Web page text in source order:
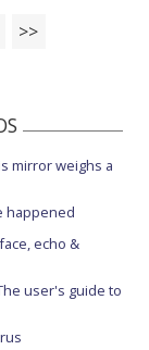
>>
mirror weighs a
happened
echo &
user's guide to